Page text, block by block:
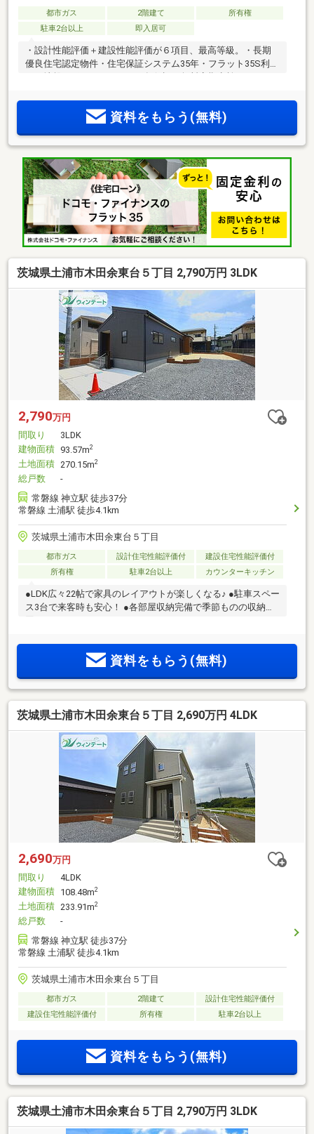
都市ガス 2階建て
所有権
駐車2台以上
即入居可
・設計性能評価＋建設性能評価が６項目、最高等級。・長期
優良住宅認定物件・住宅保証システム35年・フラット35S利用
可・地盤サポートシステム20年保証・無料定期点検。
資料をもらう(無料)
茨城県土浦市木田余東台５丁目 2,790万円 3LDK
2,790万円
間取り
3LDK
建物面積 93.57m2
土地面積 270.15m2
総戸数
-
常磐線 神立駅 徒歩37分
常磐線 土浦駅 徒歩4.1km
茨城県土浦市木田余東台５丁目
都市ガス 設計住宅性能評価付
建設住宅性能評価付
所有権
駐車2台以上 カウンターキッチン
●LDK広々22帖で家具のレイアウトが楽しくなる♪ ●駐車スペー
ス3台で来客時も安心！ ●各部屋収納完備で季節ものの収納も
資料をもらう(無料)
茨城県土浦市木田余東台５丁目 2,690万円 4LDK
2,690万円
間取り
4LDK
建物面積 108.48m2
土地面積 233.91m2
総戸数
-
常磐線 神立駅 徒歩37分
常磐線 土浦駅 徒歩4.1km
茨城県土浦市木田余東台５丁目
都市ガス 2階建て
設計住宅性能評価付
建設住宅性能評価付
所有権 駐車2台以上
資料をもらう(無料)
茨城県土浦市木田余東台５丁目 2,790万円 3LDK